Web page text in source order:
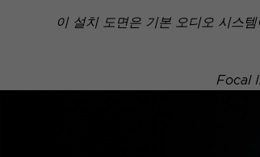
이 설치 도면은 기본 오디오 시스
Focal